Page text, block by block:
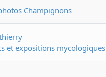
Champignons
et expositions mycologiques